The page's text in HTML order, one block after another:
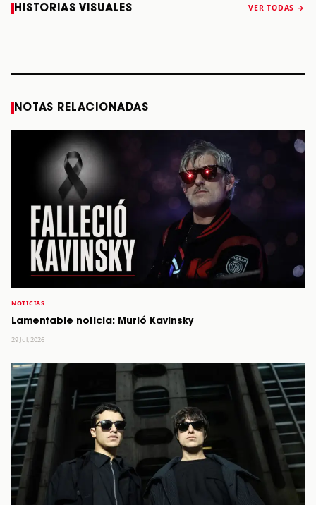
HISTORIAS VISUALES VER TODAS →
a Monterrey el
Staiti, guitarrista
anuncia “Reality
NOTAS RELACIONADAS
NOTICIAS
Lamentable noticia: Murió Kavinsky
29 Jul, 2026